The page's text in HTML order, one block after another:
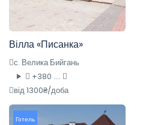
Вілла «Писанка»
с. Велика Бийгань
+380 ....
від 1300₴/доба
Готель